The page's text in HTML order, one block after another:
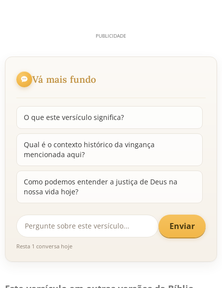
Vá mais fundo
O que este versículo significa?
Qual é o contexto histórico da vingança
mencionada aqui?
Como podemos entender a justiça de Deus na
nossa vida hoje?
Enviar
Resta 1 conversa hoje